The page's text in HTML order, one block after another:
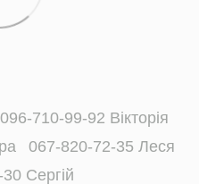
096-710-99-92 Вікторія
067-820-72-35 Леся
Сергій